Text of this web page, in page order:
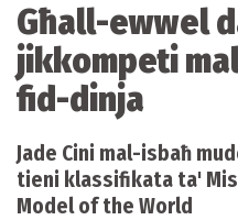
Għall-ewwel
jikkompeti
fid-dinja
Jade Cini mal-isbaħ
tieni klassifikata ta'
Model of the World